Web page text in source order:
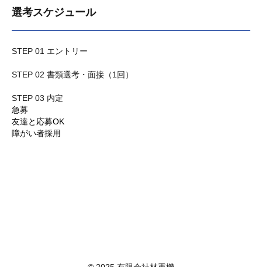
選考スケジュール
STEP 01 エントリー
STEP 02 書類選考・面接（1回）
STEP 03 内定
急募
友達と応募OK
障がい者採用